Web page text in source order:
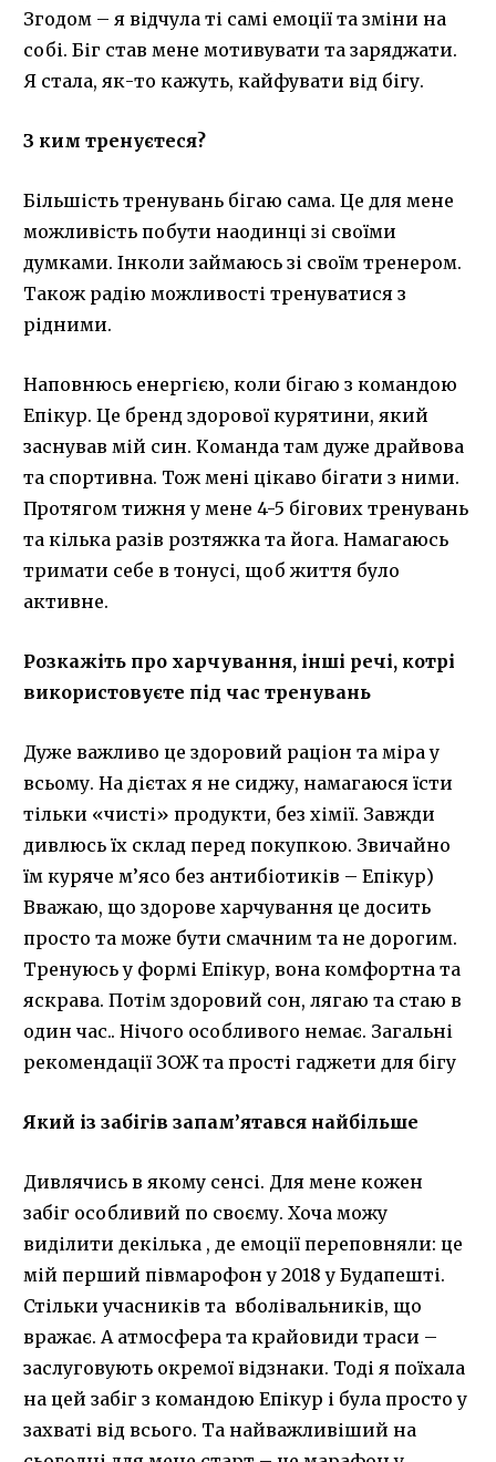
Згодом – я відчула ті самі емоції та зміни на
собі. Біг став мене мотивувати та заряджати.
Я стала, як-то кажуть, кайфувати від бігу.
З ким тренуєтеся?
Більшість тренувань бігаю сама. Це для мене
можливість побути наодинці зі своїми
думками. Інколи займаюсь зі своїм тренером.
Також радію можливості тренуватися з
рідними.
Наповнюсь енергією, коли бігаю з командою
Епікур. Це бренд здорової курятини, який
заснував мій син. Команда там дуже драйвова
та спортивна. Тож мені цікаво бігати з ними.
Протягом тижня у мене 4-5 бігових тренувань
та кілька разів розтяжка та йога. Намагаюсь
тримати себе в тонусі, щоб життя було
активне.
Розкажіть про харчування, інші речі, котрі
використовуєте під час тренувань
Дуже важливо це здоровий раціон та міра у
всьому. На дієтах я не сиджу, намагаюся їсти
тільки «чисті» продукти, без хімії. Завжди
дивлюсь їх склад перед покупкою. Звичайно
їм куряче м’ясо без антибіотиків – Епікур)
Вважаю, що здорове харчування це досить
просто та може бути смачним та не дорогим.
Тренуюсь у формі Епікур, вона комфортна та
яскрава. Потім здоровий сон, лягаю та стаю в
один час.. Нічого особливого немає. Загальні
рекомендації ЗОЖ та прості гаджети для бігу
Який із забігів запам’ятався найбільше
Дивлячись в якому сенсі. Для мене кожен
забіг особливий по своєму. Хоча можу
виділити декілька , де емоції переповняли: це
мій перший півмарофон у 2018 у Будапешті.
Стільки учасників та вболівальників, що
вражає. А атмосфера та крайовиди траси –
заслуговують окремої відзнаки. Тоді я поїхала
на цей забіг з командою Епікур і була просто у
захваті від всього. Та найважливіший на